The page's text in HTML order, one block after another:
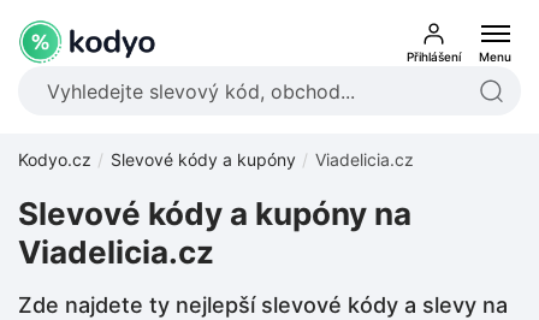
Přihlášení Menu
Kodyo.cz Slevové kódy a kupóny Viadelicia.cz
Slevové kódy a kupóny na
Viadelicia.cz
Zde najdete ty nejlepší slevové kódy a slevy na